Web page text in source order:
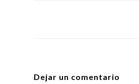
Dejar un comentario